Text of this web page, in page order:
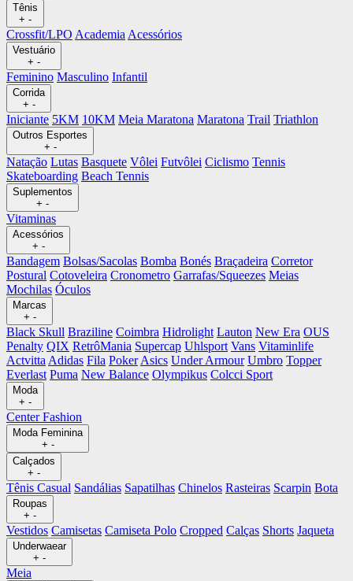
Tênis
+ -
Crossfit/LPO Academia Acessórios
Vestuário
+ -
Feminino Masculino Infantil
Corrida
+ -
Iniciante 5KM 10KM Meia Maratona Maratona Trail Triathlon
Outros Esportes
+ -
Natação Lutas Basquete Vôlei Futvôlei Ciclismo Tennis
Skateboarding Beach Tennis
Suplementos
+ -
Vitaminas
Acessórios
+ -
Bandagem Bolsas/Sacolas Bomba Bonés Braçadeira Corretor
Postural Cotoveleira Cronometro Garrafas/Squeezes Meias
Mochilas Óculos
Marcas
+ -
Black Skull Braziline Coimbra Hidrolight Lauton New Era OUS
Penalty QIX RetrôMania Supercap Uhlsport Vans Vitaminlife
Actvitta Adidas Fila Poker Asics Under Armour Umbro Topper
Everlast Puma New Balance Olympikus Colcci Sport
Moda
+ -
Center Fashion
Moda Feminina
+ -
Calçados
+ -
Tênis Casual Sandálias Sapatilhas Chinelos Rasteiras Scarpin Bota
Roupas
+ -
Vestidos Camisetas Camiseta Polo Cropped Calças Shorts Jaqueta
Underwaear
+ -
Meia